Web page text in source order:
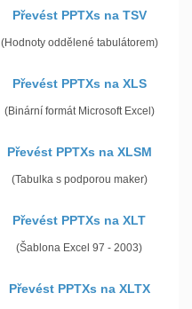
Převést PPTXs na TSV
(Hodnoty oddělené tabulátorem)
Převést PPTXs na XLS
(Binární formát Microsoft Excel)
Převést PPTXs na XLSM
(Tabulka s podporou maker)
Převést PPTXs na XLT
(Šablona Excel 97 - 2003)
Převést PPTXs na XLTX